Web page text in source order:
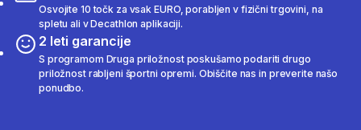
Osvojite 10 točk za vsak EURO, porabljen v fizični trgovini, na
spletu ali v Decathlon aplikaciji.
2 leti garancije
S programom Druga priložnost poskušamo podariti drugo
priložnost rabljeni športni opremi. Obiščite nas in preverite našo
ponudbo.